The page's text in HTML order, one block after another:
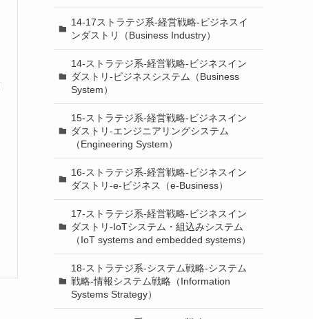
14-17ストラテジ系-経営戦略-ビジネスイ
ンダストリ（Business Industry）
14-ストラテジ系-経営戦略-ビジネスイン
ダストリ-ビジネスシステム（Business
System）
15-ストラテジ系-経営戦略-ビジネスイン
ダストリ-エンジニアリングシステム
（Engineering System）
16-ストラテジ系-経営戦略-ビジネスイン
ダストリ-e-ビジネス（e-Business）
17-ストラテジ系-経営戦略-ビジネスイン
ダストリ-IoTシステム・組込みシステム
（IoT systems and embedded systems）
18-ストラテジ系-システム戦略-システム
戦略-情報システム戦略（Information
Systems Strategy）